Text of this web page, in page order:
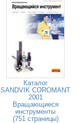
Каталог
SANDVIK COROMANT
2001
Вращающиеся
инструменты
(751 страницы)